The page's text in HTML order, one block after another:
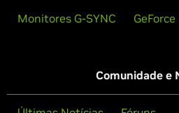
Monitores G-SYNC
Comunidade e